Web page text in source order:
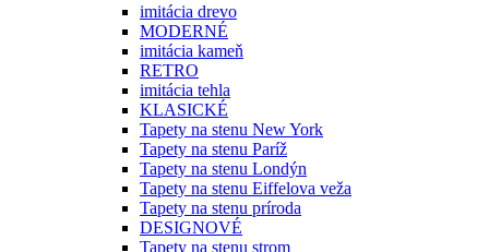
imitácia drevo
MODERNÉ
imitácia kameň
RETRO
imitácia tehla
KLASICKÉ
Tapety na stenu New York
Tapety na stenu Paríž
Tapety na stenu Londýn
Tapety na stenu Eiffelova veža
Tapety na stenu príroda
DESIGNOVÉ
Tapety na stenu strom